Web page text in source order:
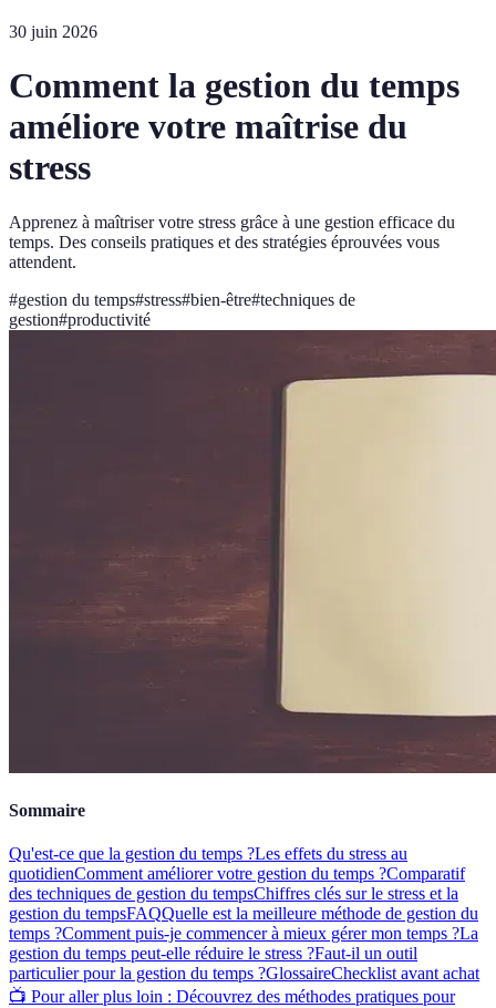
30 juin 2026
Comment la gestion du temps
améliore votre maîtrise du
stress
Apprenez à maîtriser votre stress grâce à une gestion efficace du
temps. Des conseils pratiques et des stratégies éprouvées vous
attendent.
#gestion du temps#stress#bien-être#techniques de
gestion#productivité
Sommaire
Qu'est-ce que la gestion du temps ?Les effets du stress au
quotidienComment améliorer votre gestion du temps ?Comparatif
des techniques de gestion du tempsChiffres clés sur le stress et la
gestion du tempsFAQQuelle est la meilleure méthode de gestion du
temps ?Comment puis-je commencer à mieux gérer mon temps ?La
gestion du temps peut-elle réduire le stress ?Faut-il un outil
particulier pour la gestion du temps ?GlossaireChecklist avant achat
📺 Pour aller plus loin : Découvrez des méthodes pratiques pour